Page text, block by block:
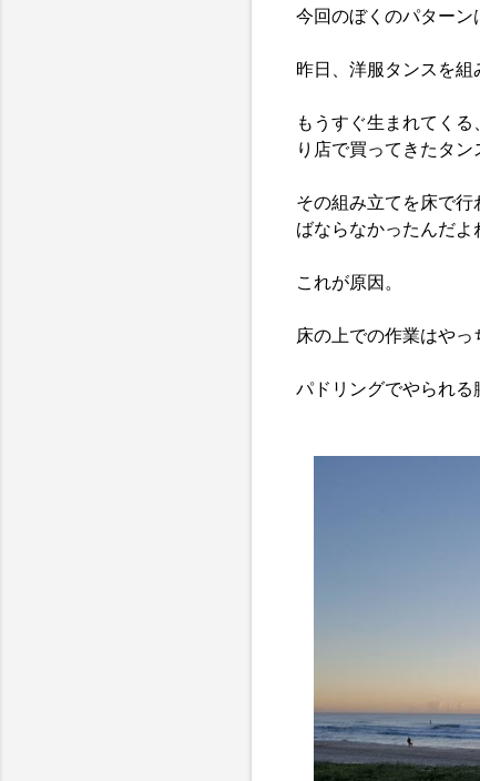
今回のぼくのパターン
昨日、洋服タンスを組
もうすぐ生まれてく
り店で買ってきたタン
その組み立てを床で
ばならなかったんだよ
これが原因。
床の上での作業はやっ
パドリングでやられる